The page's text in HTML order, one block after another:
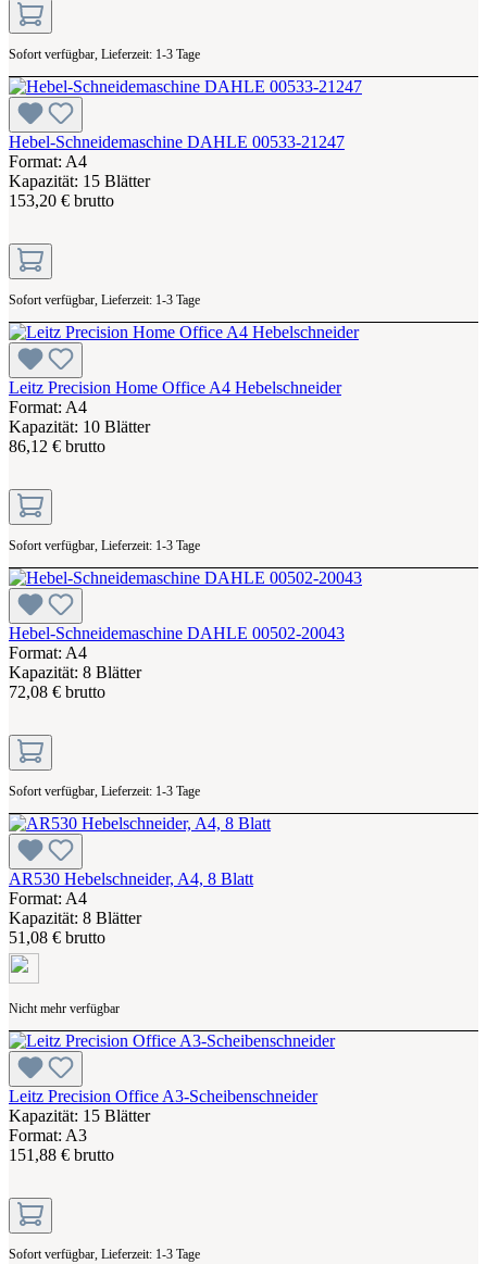
Sofort verfügbar, Lieferzeit: 1-3 Tage
Hebel-Schneidemaschine DAHLE 00533-21247
Format: A4
Kapazität: 15 Blätter
153,20 € brutto
Sofort verfügbar, Lieferzeit: 1-3 Tage
Leitz Precision Home Office A4 Hebelschneider
Format: A4
Kapazität: 10 Blätter
86,12 € brutto
Sofort verfügbar, Lieferzeit: 1-3 Tage
Hebel-Schneidemaschine DAHLE 00502-20043
Format: A4
Kapazität: 8 Blätter
72,08 € brutto
Sofort verfügbar, Lieferzeit: 1-3 Tage
AR530 Hebelschneider, A4, 8 Blatt
Format: A4
Kapazität: 8 Blätter
51,08 € brutto
Nicht mehr verfügbar
Leitz Precision Office A3-Scheibenschneider
Kapazität: 15 Blätter
Format: A3
151,88 € brutto
Sofort verfügbar, Lieferzeit: 1-3 Tage